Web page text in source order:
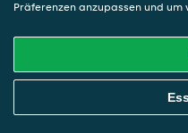
Präferenzen anzupassen und